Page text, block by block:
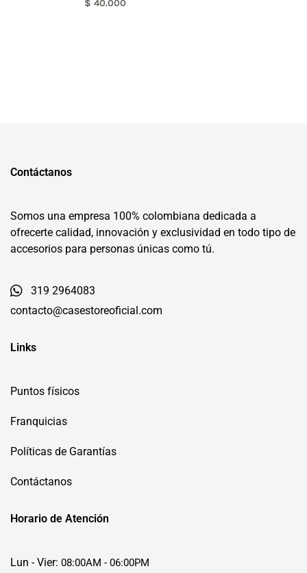
$ 40.000
Contáctanos
Somos una empresa 100% colombiana dedicada a
ofrecerte calidad, innovación y exclusividad en todo tipo de
accesorios para personas únicas como tú.
319 2964083
contacto@casestoreoficial.com
Links
Puntos físicos
Franquicias
Políticas de Garantías
Contáctanos
Horario de Atención
Lun - Vier: 08:00AM - 06:00PM